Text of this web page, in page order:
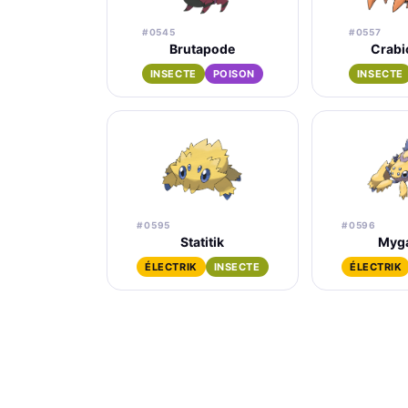
#0545
Brutapode
INSECTE POISON
#0557
INSECTE
#0595
Statitik
ÉLECTRIK INSECTE
#0596
ÉLECTRIK